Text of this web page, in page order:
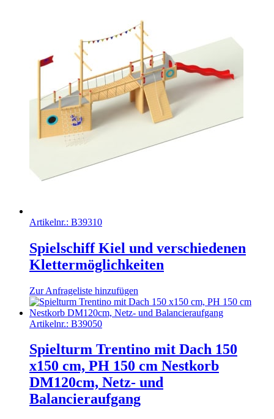
Artikelnr.: B39310
Spielschiff Kiel und verschiedenen
Klettermöglichkeiten
Zur Anfrageliste hinzufügen
Artikelnr.: B39050
Spielturm Trentino mit Dach 150
x150 cm, PH 150 cm Nestkorb
DM120cm, Netz- und
Balancieraufgang